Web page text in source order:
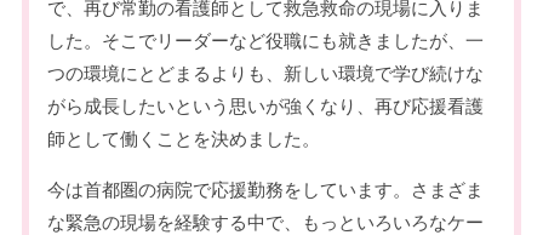
で、再び常勤の看護師として救急救命の現場に入りま
した。そこでリーダーなど役職にも就きましたが、一
つの環境にとどまるよりも、新しい環境で学び続けな
がら成長したいという思いが強くなり、再び応援看護
師として働くことを決めました。
今は首都圏の病院で応援勤務をしています。さまざま
な緊急の現場を経験する中で、もっといろいろなケー